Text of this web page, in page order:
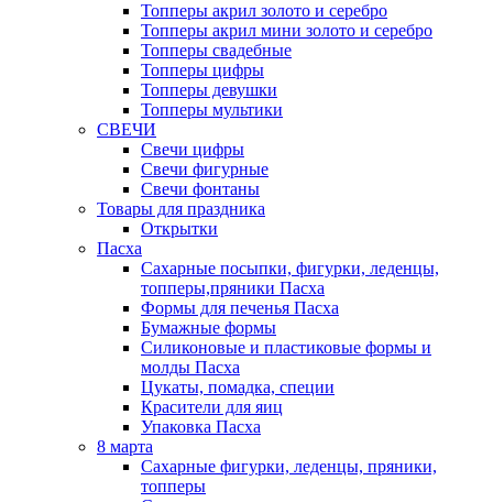
Топперы акрил золото и серебро
Топперы акрил мини золото и серебро
Топперы свадебные
Топперы цифры
Топперы девушки
Топперы мультики
СВЕЧИ
Свечи цифры
Свечи фигурные
Свечи фонтаны
Товары для праздника
Открытки
Пасха
Сахарные посыпки, фигурки, леденцы,
топперы,пряники Пасха
Формы для печенья Пасха
Бумажные формы
Силиконовые и пластиковые формы и
молды Пасха
Цукаты, помадка, специи
Красители для яиц
Упаковка Пасха
8 марта
Сахарные фигурки, леденцы, пряники,
топперы